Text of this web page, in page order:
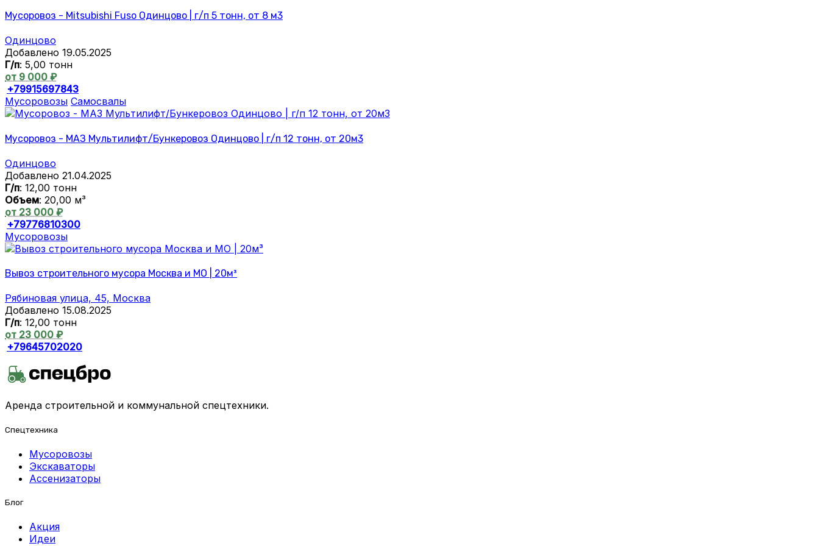
Мусоровоз - Mitsubishi Fuso Одинцово | г/п 5 тонн, от 8 м3
Одинцово
Добавлено 19.05.2025
Г/п: 5,00 тонн
от 9 000 ₽
+79915697843
Мусоровозы Самосвалы
Мусоровоз - МАЗ Мультилифт/Бункеровоз Одинцово | г/п 12 тонн, от 20м3
Одинцово
Добавлено 21.04.2025
Г/п: 12,00 тонн
Объем: 20,00 м³
от 23 000 ₽
+79776810300
Мусоровозы
Вывоз строительного мусора Москва и МО | 20м³
Рябиновая улица, 45, Москва
Добавлено 15.08.2025
Г/п: 12,00 тонн
от 23 000 ₽
+79645702020
Аренда строительной и коммунальной спецтехники.
Спецтехника
Мусоровозы
Экскаваторы
Ассенизаторы
Блог
Акция
Идеи